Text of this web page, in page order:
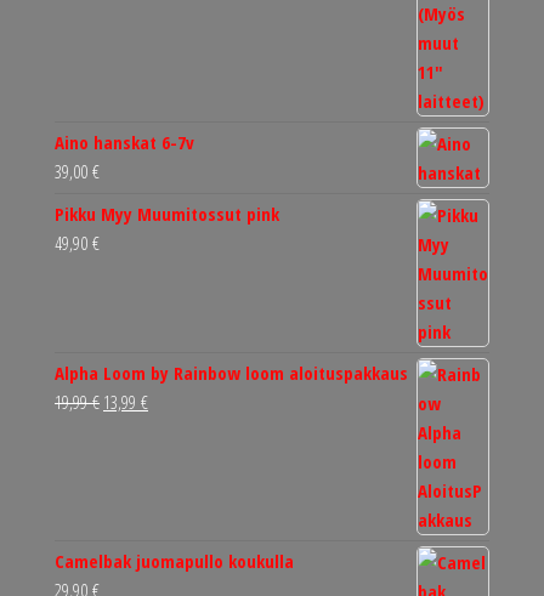
Aino hanskat 6-7v
39,00 €
Pikku Myy Muumitossut pink
49,90 €
Alpha Loom by Rainbow loom aloituspakkaus
19,99€ Alkuperäinen
13,99 €Nykyinen
Camelbak juomapullo koukulla
29,90 €